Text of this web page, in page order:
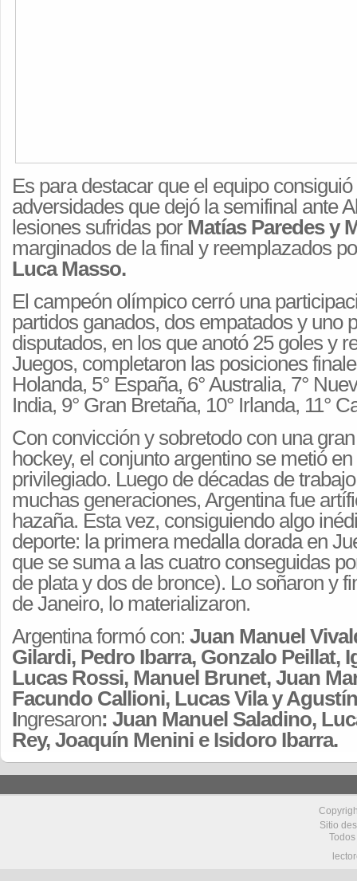
Es para destacar que el equipo
adversidades que dejó la semifinal ante
lesiones sufridas por Matías Paredes y
marginados de la final y reemplazados
Luca Masso.
El campeón olímpico cerró una
partidos ganados, dos empatados y uno
disputados, en los que anotó 25 goles y
Juegos, completaron las posiciones
Holanda, 5° España, 6° Australia, 7°
India, 9° Gran Bretaña, 10° Irlanda, 11°
Con convicción y sobretodo con una
hockey, el conjunto argentino se metió
privilegiado. Luego de décadas de
muchas generaciones, Argentina fue
hazaña. Esta vez, consiguiendo algo
deporte: la primera medalla dorada en
que se suma a las cuatro conseguidas
de plata y dos de bronce). Lo soñaron y
de Janeiro, lo materializaron.
Argentina formó con: Juan Manuel
Gilardi, Pedro Ibarra, Gonzalo Peillat,
Lucas Rossi, Manuel Brunet, Juan
Facundo Callioni, Lucas Vila y
Ingresaron: Juan Manuel Saladino,
Rey, Joaquín Menini e Isidoro Ibarra.
Sitio